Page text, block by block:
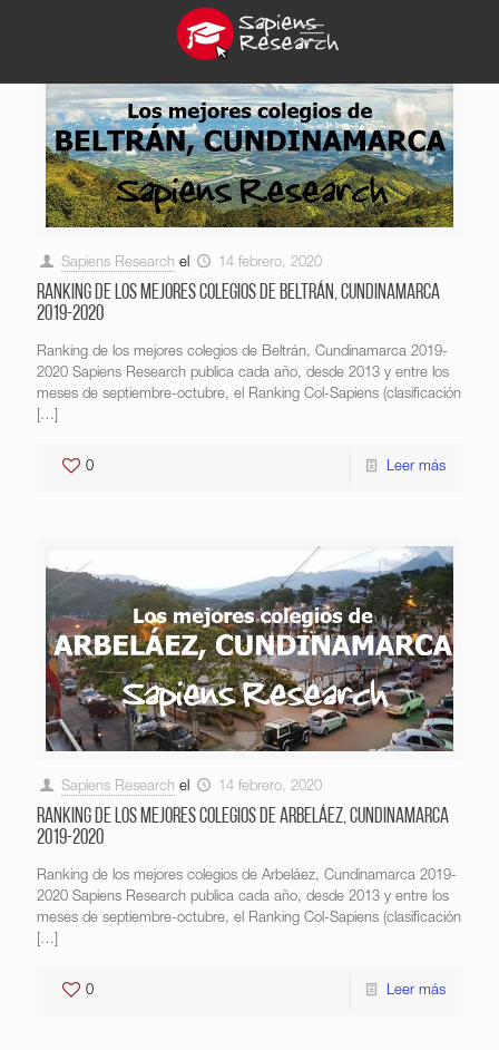
Sapiens Research el 14 febrero, 2020
Ranking de los mejores colegios de Beltrán, Cundinamarca
2019-2020
Ranking de los mejores colegios de Beltrán, Cundinamarca 2019-
2020 Sapiens Research publica cada año, desde 2013 y entre los
meses de septiembre-octubre, el Ranking Col-Sapiens (clasificación
[…]
0 Leer más
Sapiens Research el 14 febrero, 2020
Ranking de los mejores colegios de Arbeláez, Cundinamarca
2019-2020
Ranking de los mejores colegios de Arbeláez, Cundinamarca 2019-
2020 Sapiens Research publica cada año, desde 2013 y entre los
meses de septiembre-octubre, el Ranking Col-Sapiens (clasificación
[…]
0 Leer más